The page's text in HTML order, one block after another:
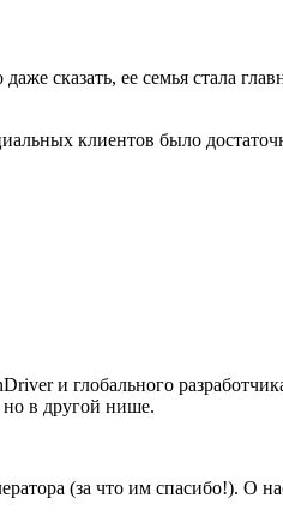
сказать, ее семья стала
клиентов было
и глобального
но в другой нише.
(за что им спасибо!). О